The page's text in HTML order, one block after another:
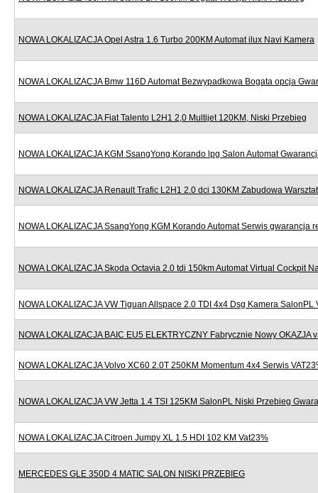
NOWA LOKALIZACJA Opel Astra 1.6 Turbo 200KM Automat ilux Navi Kamera
NOWA LOKALIZACJA Bmw 116D Automat Bezwypadkowa Bogata opcja
NOWA LOKALIZACJA Fiat Talento L2H1 2,0 Multijet 120KM, Niski Przebieg
NOWA LOKALIZACJA KGM SsangYong Korando lpg Salon Automat
NOWA LOKALIZACJA Renault Trafic L2H1 2.0 dci 130KM Zabudowa
NOWA LOKALIZACJA SsangYong KGM Korando Automat Serwis gwarancja
NOWA LOKALIZACJA Skoda Octavia 2.0 tdi 150km Automat Virtual Cockpit
NOWA LOKALIZACJA VW Tiguan Allspace 2.0 TDI 4x4 Dsg Kamera SalonPL
NOWA LOKALIZACJA BAIC EU5 ELEKTRYCZNY Fabrycznie Nowy OKAZJA
NOWA LOKALIZACJA Volvo XC60 2.0T 250KM Momentum 4x4 Serwis
NOWA LOKALIZACJA VW Jetta 1.4 TSI 125KM SalonPL Niski Przebieg
NOWA LOKALIZACJA Citroen Jumpy XL 1.5 HDI 102 KM Vat23%
MERCEDES GLE 350D 4 MATIC SALON NISKI PRZEBIEG